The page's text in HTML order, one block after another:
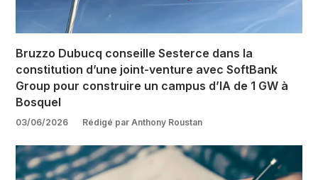
Bruzzo Dubucq conseille Sesterce dans la
constitution d’une joint-venture avec SoftBank
Group pour construire un campus d’IA de 1 GW à
Bosquel
03/06/2026 Rédigé par Anthony Roustan